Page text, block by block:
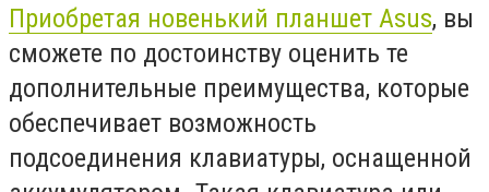
Приобретая новенький планшет Asus, вы
сможете по достоинству оценить те
дополнительные преимущества, которые
обеспечивает возможность
подсоединения клавиатуры, оснащенной